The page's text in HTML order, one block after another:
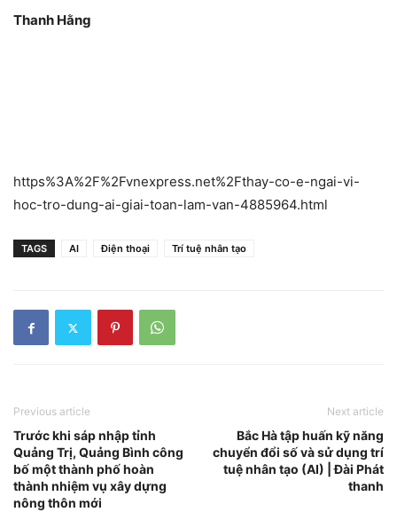
Thanh Hằng
https%3A%2F%2Fvnexpress.net%2Fthay-co-e-ngai-vi-
hoc-tro-dung-ai-giai-toan-lam-van-4885964.html
TAGS AI Điện thoại Trí tuệ nhân tạo
Previous article
Trước khi sáp nhập tỉnh
Quảng Trị, Quảng Bình công
bố một thành phố hoàn
thành nhiệm vụ xây dựng
nông thôn mới
Next article
Bắc Hà tập huấn kỹ năng
chuyển đổi số và sử dụng trí
tuệ nhân tạo (AI) | Đài Phát
thanh